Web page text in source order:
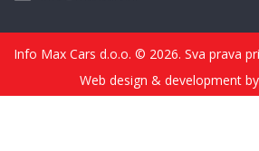
Info Max Cars d.o.o. © 2026. Sva prava
Web design & development